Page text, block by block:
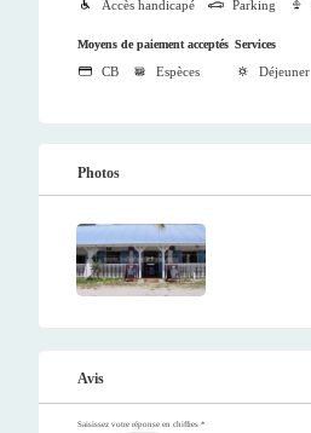
Accès handicapé Parking
Moyens de paiement acceptés
CB Espèces
Services
Déjeuner
Photos
Avis
Saisissez votre réponse en chiffres *